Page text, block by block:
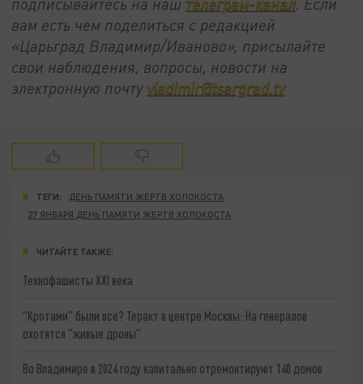
вам есть чем поделиться с редакцией
«Царьград Владимир/Иваново», присылайте
свои наблюдения, вопросы, новости на
электронную почту vladimir@tsargrad.tv
ТЕГИ:
ДЕНЬ ПАМЯТИ ЖЕРТВ ХОЛОКОСТА
27 ЯНВАРЯ ДЕНЬ ПАМЯТИ ЖЕРТВ ХОЛОКОСТА
ЧИТАЙТЕ ТАКЖЕ:
Технофашисты XXI века
"Кротами" были все? Теракт в центре Москвы: На генералов
охотятся "живые дроны"
Во Владимире в 2024 году капитально отремонтируют 140 домов